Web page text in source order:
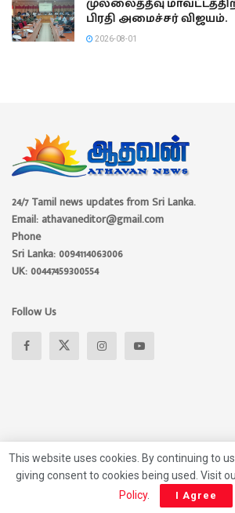
முல்லைத்தீவு
பிரதி அமைச்சர் விஜயம்.
2026-08-01
24/7 Tamil news updates from Sri Lanka.
Email: athavaneditor@gmail.com
Phone
Sri Lanka: 0094114063006
UK: 00447459300554
Follow Us
About Privacy Policy
This website uses cookies. By continuing to
giving consent to cookies being used. Visit
Policy. I Agree